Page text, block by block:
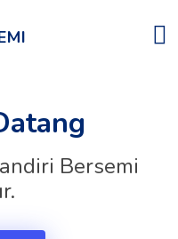
Bersemi